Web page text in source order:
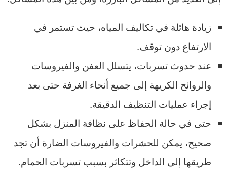
زيادة هائلة في تكاليف المياه، حيث تستمر في
الارتفاع دون توقف.
عند حدوث تسربات، يتسلل العفن والفيروسات
والروائح الكريهة إلى جميع أنحاء الغرفة حتى بعد
إجراء عمليات التنظيف الدقيقة.
حتى في حالة الحفاظ على نظافة المنزل بشكل
صحيح، يمكن للحشرات والفيروسات الضارة أن تجد
طريقها إلى الداخل وتتكاثر بسبب تسربات الحمام.